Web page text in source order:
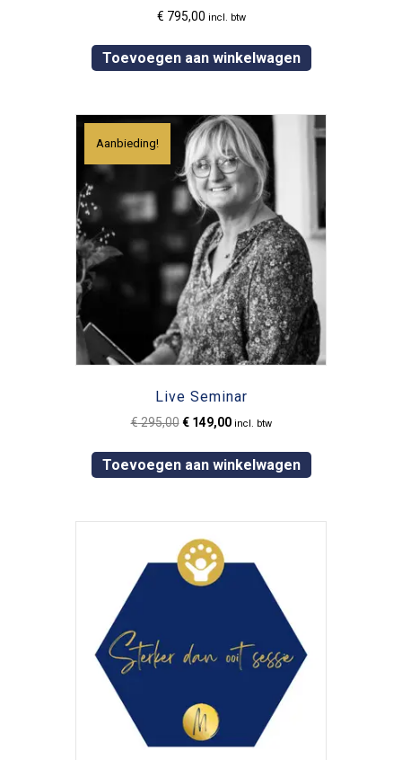
€ 795,00 incl. btw
Toevoegen aan winkelwagen
Aanbieding!
Live Seminar
€295,00 Oorspronkelijke
was:
€ 295,00.
€149,00Huidige
is:
€ 149,00.
incl. btw
Toevoegen aan winkelwagen